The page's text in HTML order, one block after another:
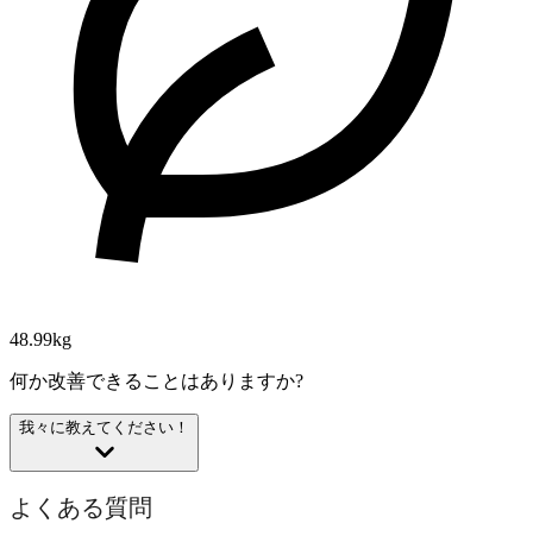
48.99kg
何か改善できることはありますか?
我々に教えてください！
よくある質問